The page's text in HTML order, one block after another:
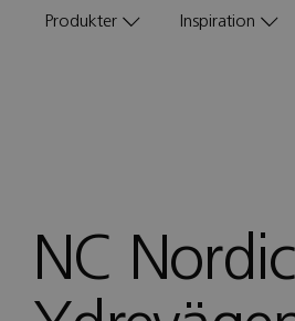
Produkter Inspiration
NC